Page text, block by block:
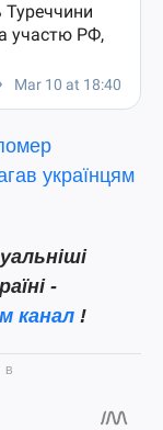
українцям
-
канал !